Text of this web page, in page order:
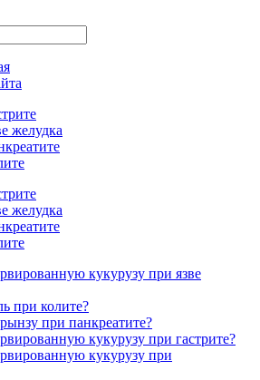
желудка
желудка
кукурузу при язве
при колите?
при панкреатите?
кукурузу при гастрите?
кукурузу при